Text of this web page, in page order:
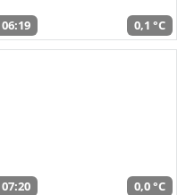
06:19 0,1 °C
07:20 0,0 °C